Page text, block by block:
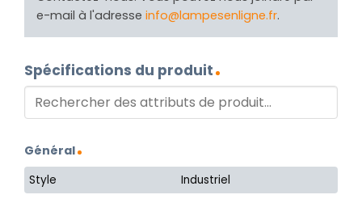
e-mail à l'adresse info@lampesenligne.fr.
Spécifications du produit
Général
Style
Industriel